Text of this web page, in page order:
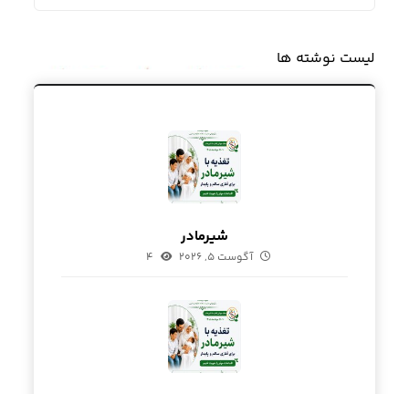
لیست نوشته ها
شیرمادر
آگوست ۵, ۲۰۲۶ ۴